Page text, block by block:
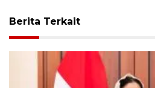
Berita Terkait